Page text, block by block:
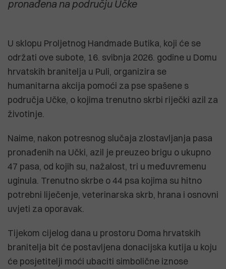
pronađena na području Učke
U sklopu Proljetnog Handmade Butika, koji će se
održati ove subote, 16. svibnja 2026. godine u Domu
hrvatskih branitelja u Puli, organizira se
humanitarna akcija pomoći za pse spašene s
područja Učke, o kojima trenutno skrbi riječki azil za
životinje.
Naime, nakon potresnog slučaja zlostavljanja pasa
pronađenih na Učki, azil je preuzeo brigu o ukupno
47 pasa, od kojih su, nažalost, tri u međuvremenu
uginula. Trenutno skrbe o 44 psa kojima su hitno
potrebni liječenje, veterinarska skrb, hrana i osnovni
uvjeti za oporavak.
Tijekom cijelog dana u prostoru Doma hrvatskih
branitelja bit će postavljena donacijska kutija u koju
će posjetitelji moći ubaciti simbolične iznose